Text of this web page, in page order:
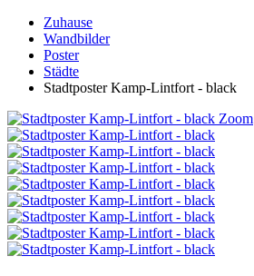
Zuhause
Wandbilder
Poster
Städte
Stadtposter Kamp-Lintfort - black
Zoom